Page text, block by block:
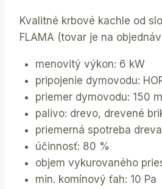
Kvalitné krbové kachle od
FLAMA (tovar je na
menovitý výkon: 6 kW
pripojenie dymovodu:
priemer dymovodu: 150
palivo: drevo, drevené
priemerná spotreba
účinnosť: 80 %
objem vykurovaného
min. komínový ťah: 10 Pa